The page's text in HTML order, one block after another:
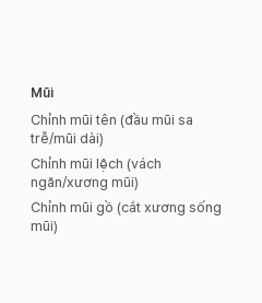
Mũi
Chỉnh mũi tên (đầu mũi sa
trễ/mũi dài)
Chỉnh mũi lệch (vách
ngăn/xương mũi)
Chỉnh mũi gồ (cắt xương sống
mũi)